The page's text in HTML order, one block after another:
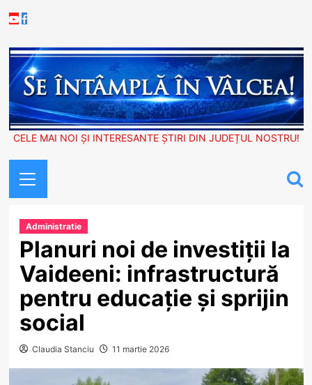
to
Youtube
Facebook
CELE MAI NOI ȘI INTERESANTE ȘTIRI DIN JUDEȚUL NOSTRU!
Menu
Administratie
Planuri noi de investiții la
Vaideeni: infrastructură
pentru educație și sprijin
social
Claudia Stanciu 11 martie 2026